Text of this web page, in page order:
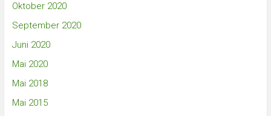
Oktober 2020
September 2020
Juni 2020
Mai 2020
Mai 2018
Mai 2015